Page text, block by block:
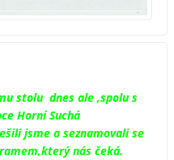
stolu dnes ale ,spolu s
Horní Suchá
jsme a seznamovali se
nás čeká.